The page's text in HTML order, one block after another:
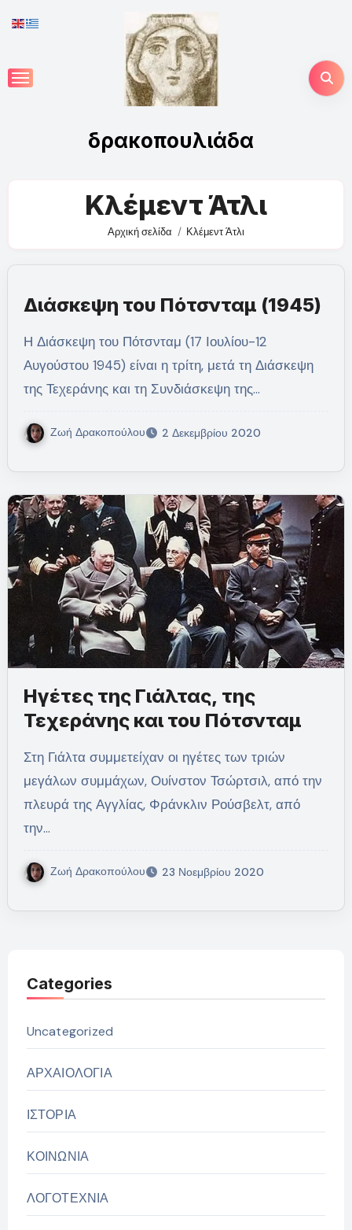
to
δρακοπουλιάδα
Κλέμεντ Άτλι
Αρχική σελίδα Κλέμεντ Άτλι
Διάσκεψη του Πότσνταμ (1945)
Η Διάσκεψη του Πότσνταμ (17 Ιουλίου-12
Αυγούστου 1945) είναι η τρίτη, μετά τη Διάσκεψη
της Τεχεράνης και τη Συνδιάσκεψη της…
Ζωή Δρακοπούλου 2 Δεκεμβρίου 2020
Ηγέτες της Γιάλτας, της
Τεχεράνης και του Πότσνταμ
Στη Γιάλτα συμμετείχαν οι ηγέτες των τριών
μεγάλων συμμάχων, Ουίνστον Τσώρτσιλ, από την
πλευρά της Αγγλίας, Φράνκλιν Ρούσβελτ, από
την…
Ζωή Δρακοπούλου 23 Νοεμβρίου 2020
Categories
Uncategorized
ΑΡΧΑΙΟΛΟΓΙΑ
ΙΣΤΟΡΙΑ
ΚΟΙΝΩΝΙΑ
ΛΟΓΟΤΕΧΝΙΑ